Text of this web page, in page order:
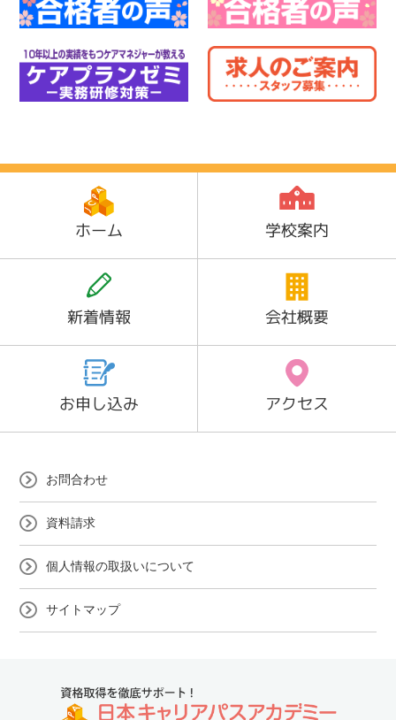
ホーム 学校案内
新着情報 会社概要
お申し込み アクセス
お問合わせ
資料請求
個人情報の取扱いについて
サイトマップ